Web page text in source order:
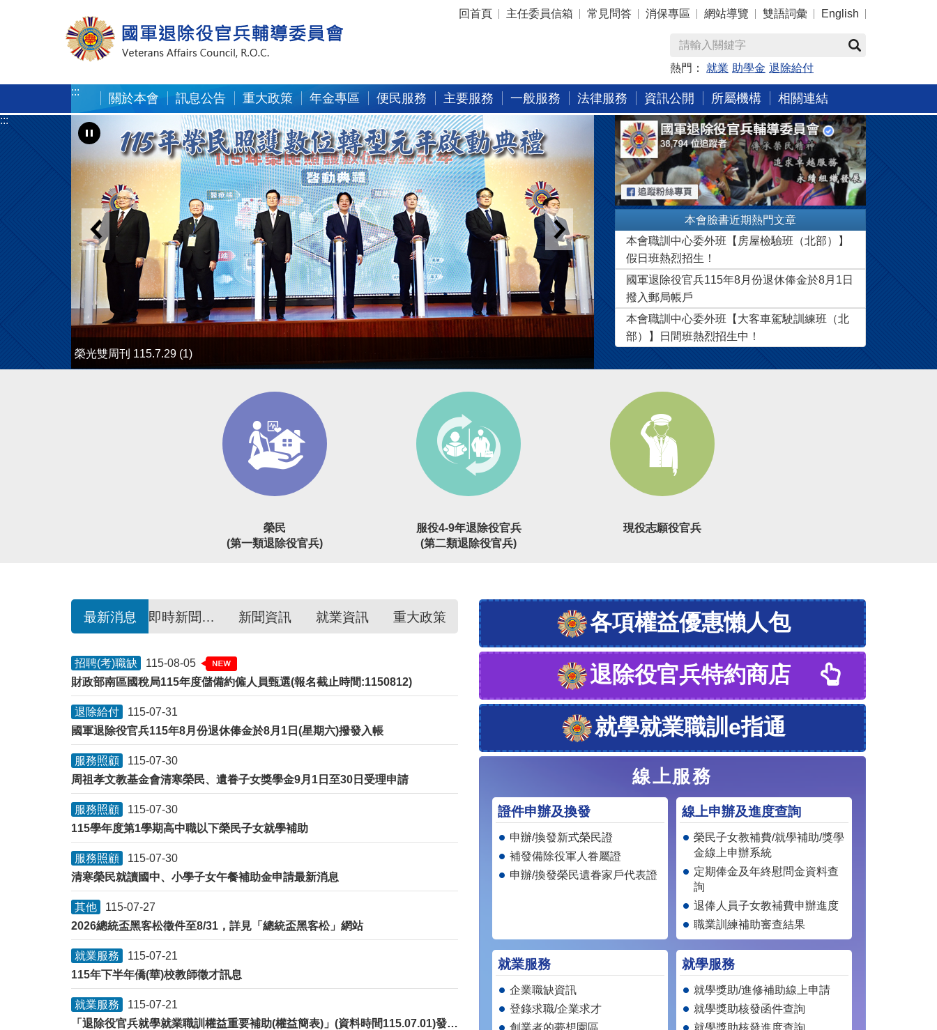
:::
回首頁 主任委員信箱 常見問答 消保專區 網站導覽 雙語詞彙 English
熱門： 就業 助學金 退除給付
:::
關於本會 訊息公告 重大政策 年金專區 便民服務 主要服務 一般服務 法律服務 資訊公開 所屬機構 相關連結
:::
榮光雙周刊 115.7.29 (1)
本會臉書近期熱門文章
本會職訓中心委外班【房屋檢驗班（北部）】
假日班熱烈招生！
國軍退除役官兵115年8月份退休俸金於8月1日
撥入郵局帳戶
本會職訓中心委外班【大客車駕駛訓練班（北
部）】日間班熱烈招生中！
榮民
(第一類退除役官兵)
服役4-9年退除役官兵
(第二類退除役官兵)
現役志願役官兵
最新消息
招聘(考)職缺
115-08-05
財政部南區國稅局115年度儲備約僱人員甄選(報名截止時間:1150812)
退除給付
115-07-31
國軍退除役官兵115年8月份退休俸金於8月1日(星期六)撥發入帳
服務照顧
115-07-30
周祖孝文教基金會清寒榮民、遺眷子女獎學金9月1日至30日受理申請
服務照顧
115-07-30
115學年度第1學期高中職以下榮民子女就學補助
服務照顧
115-07-30
清寒榮民就讀國中、小學子女午餐補助金申請最新消息
其他
115-07-27
2026總統盃黑客松徵件至8/31，詳見「總統盃黑客松」網站
就業服務
115-07-21
115年下半年僑(華)校教師徵才訊息
就業服務
115-07-21
「退除役官兵就學就業職訓權益重要補助(權益簡表)」(資料時間115.07.01)發文版
即時新聞澄清 新聞資訊 就業資訊 重大政策 各項權益優惠懶人包
退除役官兵特約商店
就學就業職訓e指通
線上服務
證件申辦及換發
申辦/換發新式榮民證
補發備除役軍人眷屬證
申辦/換發榮民遺眷家戶代表證
線上申辦及進度查詢
榮民子女教補費/就學補助/獎學
金線上申辦系統
定期俸金及年終慰問金資料查
詢
退俸人員子女教補費申辦進度
職業訓練補助審查結果
就業服務
企業職缺資訊
登錄求職/企業求才
就學服務
就學獎助/進修補助線上申請
就學獎助核發函件查詢